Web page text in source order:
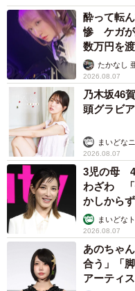
ヘアメイクを辞めて
大抜擢 ペット葬儀
このようなペット葬儀
とはテレビ局でヘアメイ
える世界への憧れがあっ
し、自分が思い描いて
「たとえばテレビ局のア
さないようなメイクや服
こうすれば良くなると
す」
自分の裁量で思い切りチ
度きりの人生で、いず
森山さんは転職を決意。
酔って転
惨 ケガが
数万円を
たかなし
2026.08.07
乃木坂46
頭グラビ
まいどな
2026.08.07
3児の母
わざわ 「
かしから
まいどな
2026.08.07
あのちゃ
合う」「
アーティ